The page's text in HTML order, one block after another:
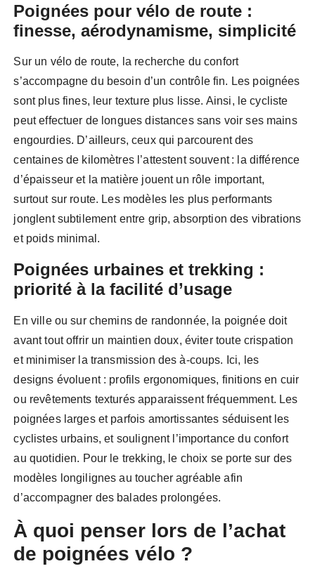
Poignées pour vélo de route :
finesse, aérodynamisme, simplicité
Sur un vélo de route, la recherche du confort
s’accompagne du besoin d’un contrôle fin. Les poignées
sont plus fines, leur texture plus lisse. Ainsi, le cycliste
peut effectuer de longues distances sans voir ses mains
engourdies. D’ailleurs, ceux qui parcourent des
centaines de kilomètres l’attestent souvent : la différence
d’épaisseur et la matière jouent un rôle important,
surtout sur route. Les modèles les plus performants
jonglent subtilement entre grip, absorption des vibrations
et poids minimal.
Poignées urbaines et trekking :
priorité à la facilité d’usage
En ville ou sur chemins de randonnée, la poignée doit
avant tout offrir un maintien doux, éviter toute crispation
et minimiser la transmission des à-coups. Ici, les
designs évoluent : profils ergonomiques, finitions en cuir
ou revêtements texturés apparaissent fréquemment. Les
poignées larges et parfois amortissantes séduisent les
cyclistes urbains, et soulignent l’importance du confort
au quotidien. Pour le trekking, le choix se porte sur des
modèles longilignes au toucher agréable afin
d’accompagner des balades prolongées.
À quoi penser lors de l’achat
de poignées vélo ?